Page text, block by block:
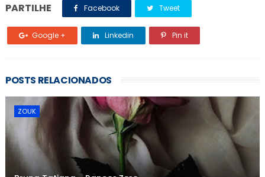
PARTILHE Facebook Tweet
Google + Linkedin Pin it
POSTS RELACIONADOS
ZOUK